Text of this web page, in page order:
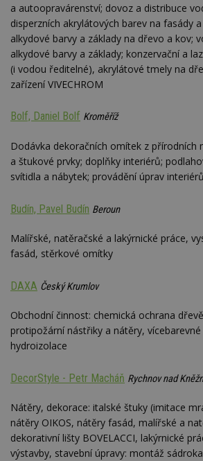
a autoopravárenství; dovoz a distribuce
disperzních akrylátových barev na fasády
alkydové barvy a základy na dřevo a kov;
alkydové barvy a základy; konzervační a
(i vodou ředitelné), akrylátové tmely na
zařízení VIVECHROM
Bolf, Daniel Bolf Kroměříž
Dodávka dekoračních omítek z přírodních
a štukové prvky; doplňky interiérů;
svítidla a nábytek; provádění úprav interiérů
Budín, Pavel Budín Beroun
Malířské, natěračské a lakýrnické práce,
fasád, stěrkové omítky
DAXA Český Krumlov
Obchodní činnost: chemická ochrana
protipožární nástřiky a nátěry,
hydroizolace
DecorStyle - Petr Macháň Rychnov nad
Nátěry, dekorace: italské štuky (imitace
nátěry OIKOS, nátěry fasád, malířské a
dekorativní lišty BOVELACCI, lakýrnické
výstavby, stavební úpravy: montáž